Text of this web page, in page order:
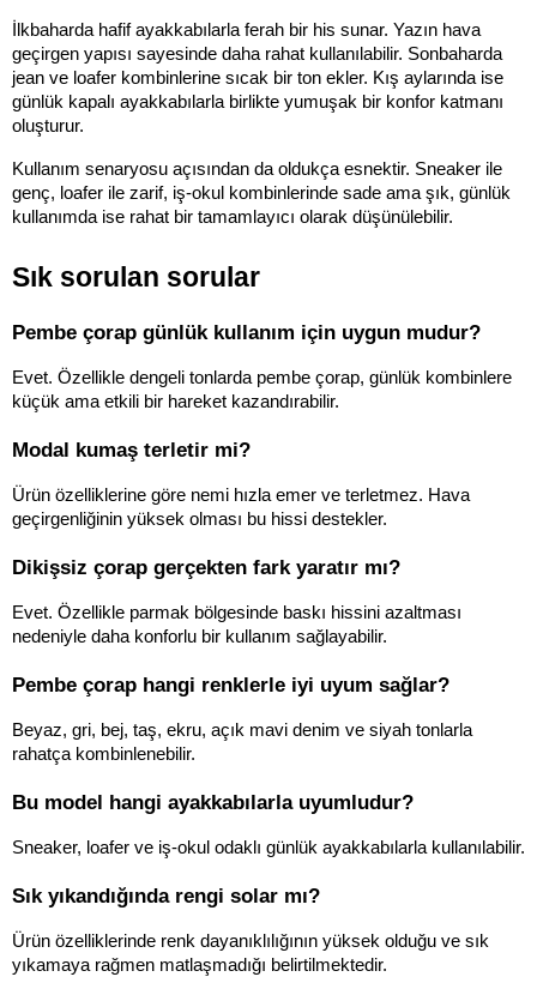
İlkbaharda hafif ayakkabılarla ferah bir his sunar. Yazın hava
geçirgen yapısı sayesinde daha rahat kullanılabilir. Sonbaharda
jean ve loafer kombinlerine sıcak bir ton ekler. Kış aylarında ise
günlük kapalı ayakkabılarla birlikte yumuşak bir konfor katmanı
oluşturur.
Kullanım senaryosu açısından da oldukça esnektir. Sneaker ile
genç, loafer ile zarif, iş-okul kombinlerinde sade ama şık, günlük
kullanımda ise rahat bir tamamlayıcı olarak düşünülebilir.
Sık sorulan sorular
Pembe çorap günlük kullanım için uygun mudur?
Evet. Özellikle dengeli tonlarda pembe çorap, günlük kombinlere
küçük ama etkili bir hareket kazandırabilir.
Modal kumaş terletir mi?
Ürün özelliklerine göre nemi hızla emer ve terletmez. Hava
geçirgenliğinin yüksek olması bu hissi destekler.
Dikişsiz çorap gerçekten fark yaratır mı?
Evet. Özellikle parmak bölgesinde baskı hissini azaltması
nedeniyle daha konforlu bir kullanım sağlayabilir.
Pembe çorap hangi renklerle iyi uyum sağlar?
Beyaz, gri, bej, taş, ekru, açık mavi denim ve siyah tonlarla
rahatça kombinlenebilir.
Bu model hangi ayakkabılarla uyumludur?
Sneaker, loafer ve iş-okul odaklı günlük ayakkabılarla kullanılabilir.
Sık yıkandığında rengi solar mı?
Ürün özelliklerinde renk dayanıklılığının yüksek olduğu ve sık
yıkamaya rağmen matlaşmadığı belirtilmektedir.